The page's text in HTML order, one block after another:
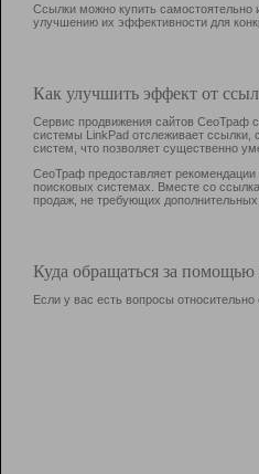
Ссылки можно купить самостоятельно
улучшению их эффективности для
Как улучшить эффект от
Сервис продвижения сайтов СеоТраф
системы LinkPad отслеживает ссылки,
систем, что позволяет существенно
СеоТраф предоставляет рекомендации
поисковых системах. Вместе со
продаж, не требующих
Куда обращаться за
Если у вас есть вопросы